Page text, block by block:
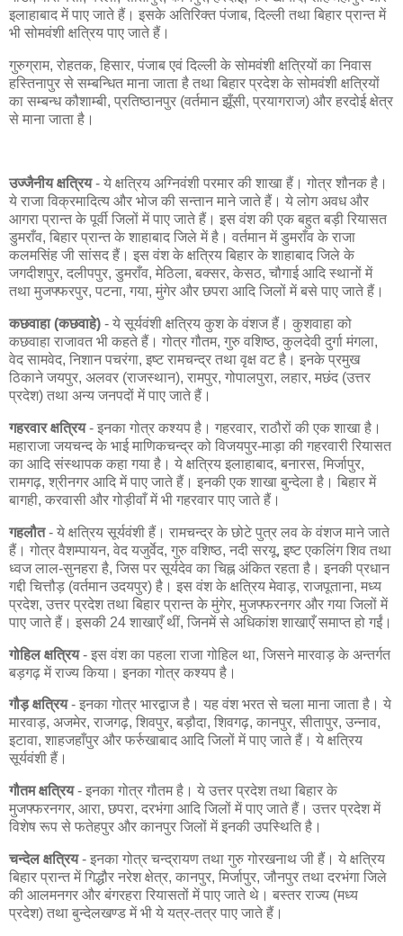
इलाहाबाद में पाए जाते हैं। इसके अतिरिक्त पंजाब, दिल्ली तथा बिहार प्रान्त में
भी सोमवंशी क्षत्रिय पाए जाते हैं।
गुरुग्राम, रोहतक, हिसार, पंजाब एवं दिल्ली के सोमवंशी क्षत्रियों का निवास
हस्तिनापुर से सम्बन्धित माना जाता है तथा बिहार प्रदेश के सोमवंशी क्षत्रियों
का सम्बन्ध कौशाम्बी, प्रतिष्ठानपुर (वर्तमान झूँसी, प्रयागराज) और हरदोई क्षेत्र
से माना जाता है।
उज्जैनीय क्षत्रिय- ये क्षत्रिय अग्निवंशी परमार की शाखा हैं। गोत्र शौनक है।
ये राजा विक्रमादित्य और भोज की सन्तान माने जाते हैं। ये लोग अवध और
आगरा प्रान्त के पूर्वी जिलों में पाए जाते हैं। इस वंश की एक बहुत बड़ी रियासत
डुमराँव, बिहार प्रान्त के शाहाबाद जिले में है। वर्तमान में डुमराँव के राजा
कलमसिंह जी सांसद हैं। इस वंश के क्षत्रिय बिहार के शाहाबाद जिले के
जगदीशपुर, दलीपपुर, डुमराँव, मेठिला, बक्सर, केसठ, चौगाई आदि स्थानों में
तथा मुजफ्फरपुर, पटना, गया, मुंगेर और छपरा आदि जिलों में बसे पाए जाते हैं।
कछवाहा (कछवाहे) - ये सूर्यवंशी क्षत्रिय कुश के वंशज हैं। कुशवाहा को
कछवाहा राजावत भी कहते हैं। गोत्र गौतम, गुरु वशिष्ठ, कुलदेवी दुर्गा मंगला,
वेद सामवेद, निशान पचरंगा, इष्ट रामचन्द्र तथा वृक्ष वट है। इनके प्रमुख
ठिकाने जयपुर, अलवर (राजस्थान), रामपुर, गोपालपुरा, लहार, मछंद (उत्तर
प्रदेश) तथा अन्य जनपदों में पाए जाते हैं।
गहरवार क्षत्रिय- इनका गोत्र कश्यप है। गहरवार, राठौरों की एक शाखा है।
महाराजा जयचन्द के भाई माणिकचन्द्र को विजयपुर-माड़ा की गहरवारी रियासत
का आदि संस्थापक कहा गया है। ये क्षत्रिय इलाहाबाद, बनारस, मिर्जापुर,
रामगढ़, श्रीनगर आदि में पाए जाते हैं। इनकी एक शाखा बुन्देला है। बिहार में
बागही, करवासी और गोड़ीवाँ में भी गहरवार पाए जाते हैं।
गहलौत- ये क्षत्रिय सूर्यवंशी हैं। रामचन्द्र के छोटे पुत्र लव के वंशज माने जाते
हैं। गोत्र वैशम्पायन, वेद यजुर्वेद, गुरु वशिष्ठ, नदी सरयू, इष्ट एकलिंग शिव तथा
ध्वज लाल-सुनहरा है, जिस पर सूर्यदेव का चिह्न अंकित रहता है। इनकी प्रधान
गद्दी चित्तौड़ (वर्तमान उदयपुर) है। इस वंश के क्षत्रिय मेवाड़, राजपूताना, मध्य
प्रदेश, उत्तर प्रदेश तथा बिहार प्रान्त के मुंगेर, मुजफ्फरनगर और गया जिलों में
पाए जाते हैं। इसकी 24 शाखाएँ थीं, जिनमें से अधिकांश शाखाएँ समाप्त हो गईं।
गोहिल क्षत्रिय- इस वंश का पहला राजा गोहिल था, जिसने मारवाड़ के अन्तर्गत
बड़गढ़ में राज्य किया। इनका गोत्र कश्यप है।
गौड़ क्षत्रिय- इनका गोत्र भारद्वाज है। यह वंश भरत से चला माना जाता है। ये
मारवाड़, अजमेर, राजगढ़, शिवपुर, बड़ौदा, शिवगढ़, कानपुर, सीतापुर, उन्नाव,
इटावा, शाहजहाँपुर और फर्रुखाबाद आदि जिलों में पाए जाते हैं। ये क्षत्रिय
सूर्यवंशी हैं।
गौतम क्षत्रिय- इनका गोत्र गौतम है। ये उत्तर प्रदेश तथा बिहार के
मुजफ्फरनगर, आरा, छपरा, दरभंगा आदि जिलों में पाए जाते हैं। उत्तर प्रदेश में
विशेष रूप से फतेहपुर और कानपुर जिलों में इनकी उपस्थिति है।
चन्देल क्षत्रिय- इनका गोत्र चन्द्रायण तथा गुरु गोरखनाथ जी हैं। ये क्षत्रिय
बिहार प्रान्त में गिद्धौर नरेश क्षेत्र, कानपुर, मिर्जापुर, जौनपुर तथा दरभंगा जिले
की आलमनगर और बंगरहरा रियासतों में पाए जाते थे। बस्तर राज्य (मध्य
प्रदेश) तथा बुन्देलखण्ड में भी ये यत्र-तत्र पाए जाते हैं।